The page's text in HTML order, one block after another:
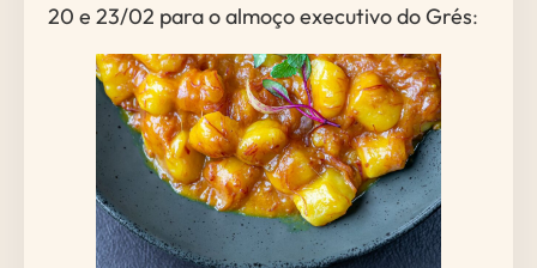
20 e 23/02 para o almoço executivo do Grés: